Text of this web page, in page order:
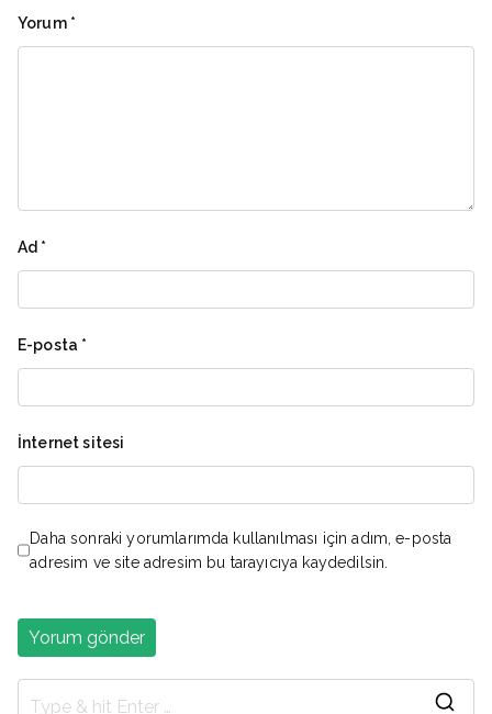
Yorum *
Ad *
E-posta *
İnternet sitesi
Daha sonraki yorumlarımda kullanılması için adım, e-posta
adresim ve site adresim bu tarayıcıya kaydedilsin.